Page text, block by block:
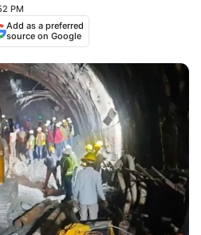
PM
Add as a preferred
source on Google